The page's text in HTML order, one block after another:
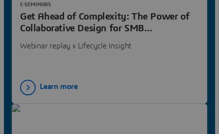
Get Ahead of Complexity: The Power of
Collaborative Design for SMB
Webinar replay x Lifecycle Insight
E-SEMINARS
Learn more